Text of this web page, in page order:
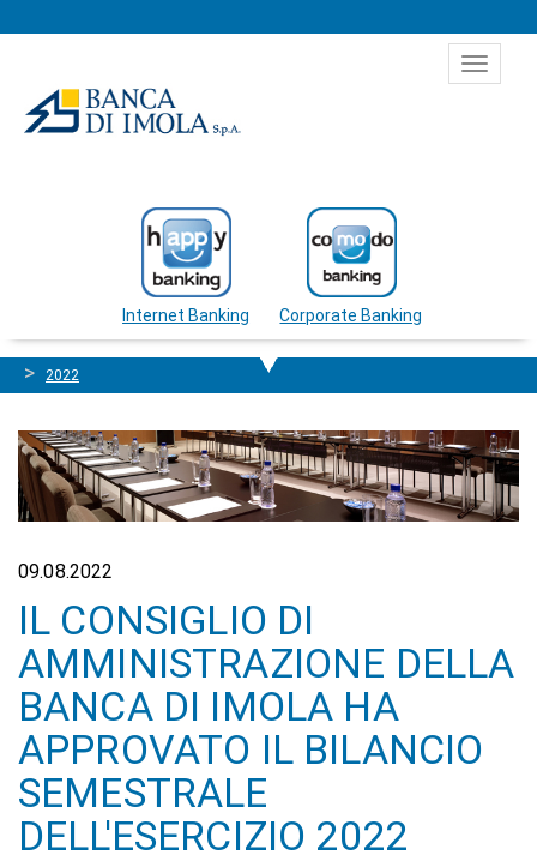
Toggle
Internet Banking Corporate Banking
2022
09.08.2022
IL CONSIGLIO DI
AMMINISTRAZIONE DELLA
BANCA DI IMOLA HA
APPROVATO IL BILANCIO
SEMESTRALE
DELL'ESERCIZIO 2022